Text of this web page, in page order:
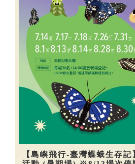
【島嶼飛行-臺灣蝶蛾生存